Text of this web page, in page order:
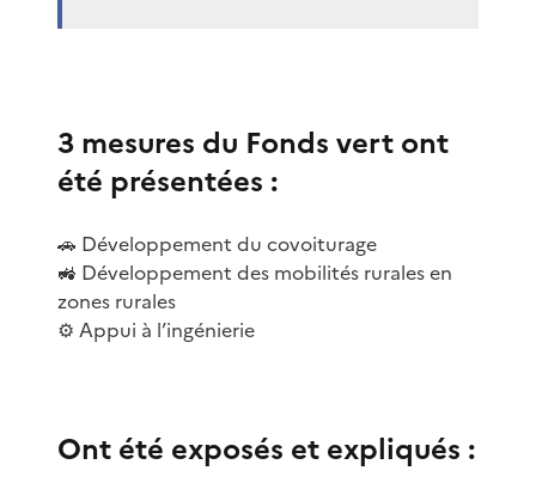
3 mesures du Fonds vert ont
été présentées :
🚗 Développement du covoiturage
🚜 Développement des mobilités rurales en
zones rurales
⚙️ Appui à l’ingénierie
Ont été exposés et expliqués :